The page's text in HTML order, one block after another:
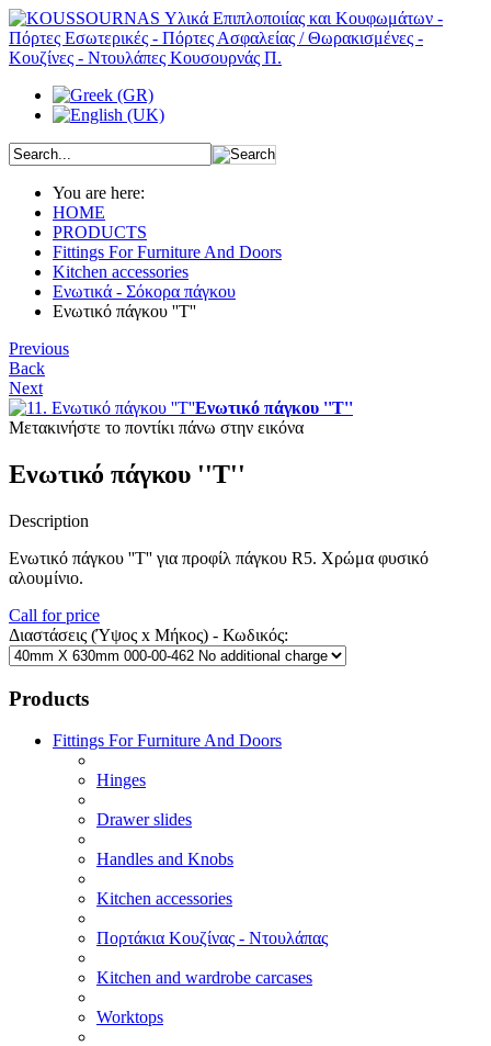
You are here:
HOME
PRODUCTS
Fittings For Furniture And Doors
Kitchen accessories
Ενωτικά - Σόκορα πάγκου
Ενωτικό πάγκου ''Τ''
Previous
Back
Next
Ενωτικό πάγκου ''Τ''
Μετακινήστε το ποντίκι πάνω στην εικόνα
Ενωτικό πάγκου ''Τ''
Description
Ενωτικό πάγκου ''Τ'' για προφίλ πάγκου R5. Χρώμα φυσικό
αλουμίνιο.
Call for price
Διαστάσεις (Ύψος x Μήκος) - Κωδικός:
Products
Fittings For Furniture And Doors
Hinges
Drawer slides
Handles and Knobs
Kitchen accessories
Πορτάκια Κουζίνας - Ντουλάπας
Kitchen and wardrobe carcases
Worktops